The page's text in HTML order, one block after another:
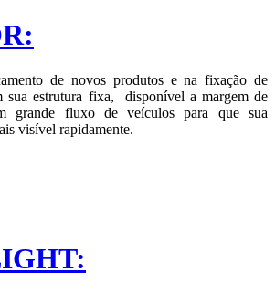
de novos produtos e na fixação de
sua estrutura fixa, disponível a margem de
grande fluxo de veículos para que sua
visível rapidamente.